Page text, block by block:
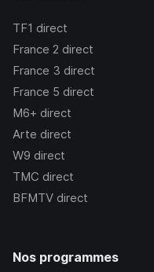
TF1 direct
France 2 direct
France 3 direct
France 5 direct
M6+ direct
Arte direct
W9 direct
TMC direct
BFMTV direct
Nos programmes